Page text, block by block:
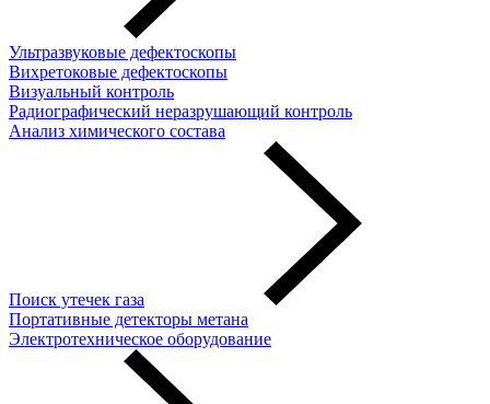
Ультразвуковые дефектоскопы
Вихретоковые дефектоскопы
Визуальный контроль
Радиографический неразрушающий контроль
Анализ химического состава
Поиск утечек газа
Портативные детекторы метана
Электротехническое оборудование